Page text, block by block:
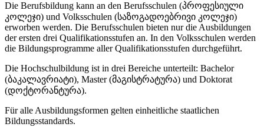
Die Berufsbildung kann an den Berufsschulen (პროფესიული
კოლეჯი) und Volksschulen (საზოგადოებრივი კოლეჯი)
erworben werden. Die Berufsschulen bieten nur die Ausbildungen
der ersten drei Qualifikationsstufen an. In den Volksschulen werden
die Bildungsprogramme aller Qualifikationsstufen durchgeführt.
Die Hochschulbildung ist in drei Bereiche unterteilt: Bachelor
(ბაკალავრიატი), Master (მაგისტრატურა) und Doktorat
(დოქტორანტურა).
Für alle Ausbildungsformen gelten einheitliche staatlichen
Bildungsstandards.